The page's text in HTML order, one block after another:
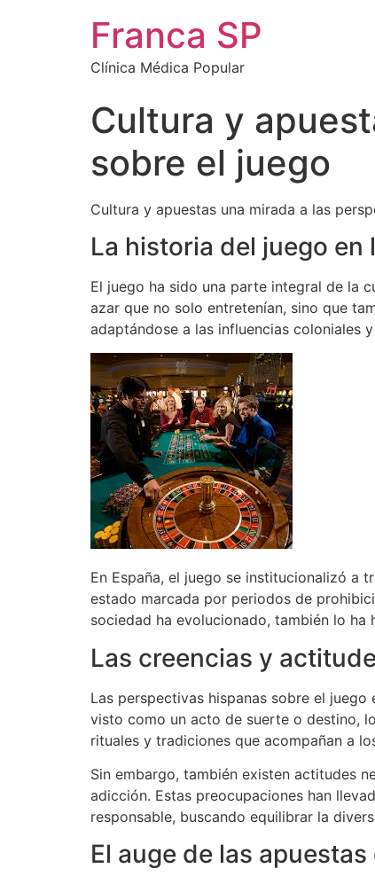
Franca SP
Clínica Médica Popular
Cultura y
sobre el juego
Cultura y apuestas una mirada a las
La historia del juego en
El juego ha sido una parte integral de la
azar que no solo entretenían, sino que
adaptándose a las influencias coloniales
En España, el juego se institucionalizó a
estado marcada por periodos de
sociedad ha evolucionado, también lo
Las creencias y
Las perspectivas hispanas sobre el
visto como un acto de suerte o destino,
rituales y tradiciones que acompañan a
Sin embargo, también existen actitudes
adicción. Estas preocupaciones han
responsable, buscando equilibrar la
El auge de las apuestas